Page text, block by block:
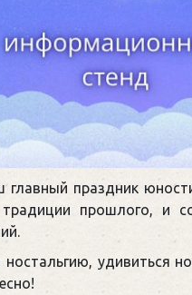
праздник
прошлого, и
ностальгию, удивиться